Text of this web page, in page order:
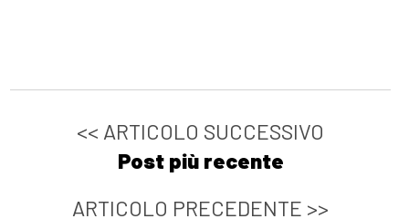
<< ARTICOLO SUCCESSIVO
Post più recente
ARTICOLO PRECEDENTE >>